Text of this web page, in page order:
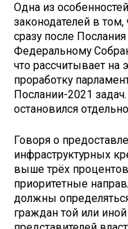
Одна из
законодателей в том,
сразу после
Федеральному
что рассчитывает на
проработку
Послании-2021
остановился
Говоря о
инфраструктурных
выше трёх
приоритетные
должны
граждан той или